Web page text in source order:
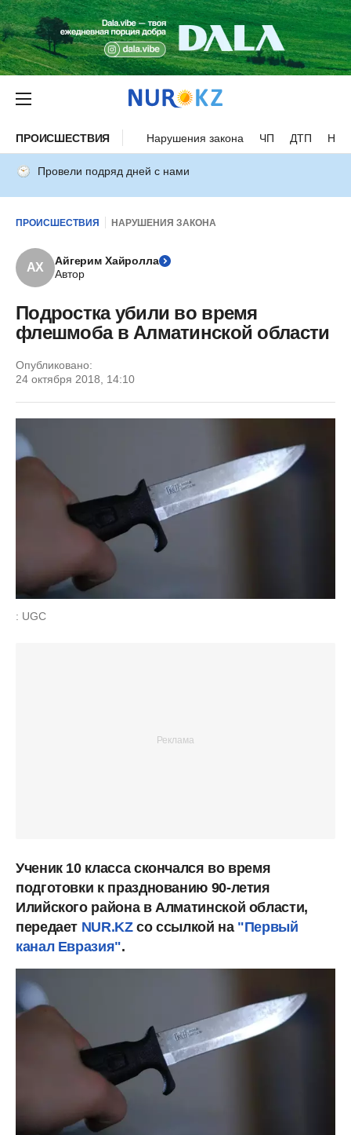
ПРОИСШЕСТВИЯ Нарушения закона ЧП ДТП
Провели подряд дней с нами
ПРОИСШЕСТВИЯ НАРУШЕНИЯ ЗАКОНА
АХ
Айгерим Хайролла
Автор
Подростка убили во время
флешмоба в Алматинской области
Опубликовано:
24 октября 2018, 14:10
: UGC
Ученик 10 класса скончался во время
подготовки к празднованию 90-летия
Илийского района в Алматинской области,
передает NUR.KZсо ссылкой на "Первый
канал Евразия".